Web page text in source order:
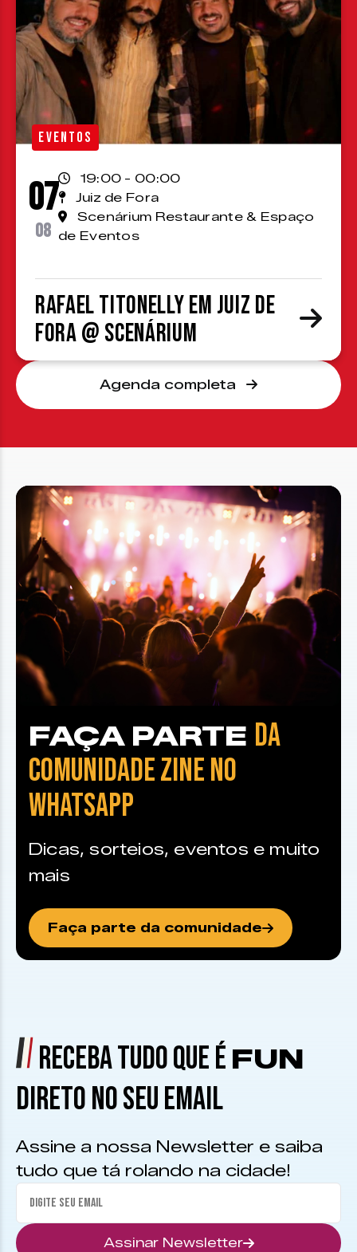
EVENTOS
07
08
19:00 - 00:00
Juiz de Fora
Scenárium Restaurante & Espaço
de Eventos
Rafael Titonelly em Juiz de
Fora @ Scenárium
Agenda completa
FAÇA PARTE DA
COMUNIDADE ZINE NO
WHATSAPP
Dicas, sorteios, eventos e muito
mais
Faça parte da comunidade
RECEBA TUDO QUE É FUN
DIRETO NO SEU EMAIL
Assine a nossa Newsletter e saiba
tudo que tá rolando na cidade!
Assinar Newsletter